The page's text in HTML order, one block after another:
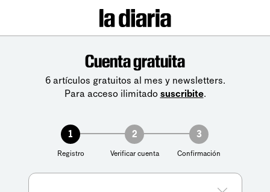
Cuenta gratuita
6 artículos gratuitos al mes y newsletters.
Para acceso ilimitado suscribite.
1
Registro
2
Verificar cuenta
3
Confirmación